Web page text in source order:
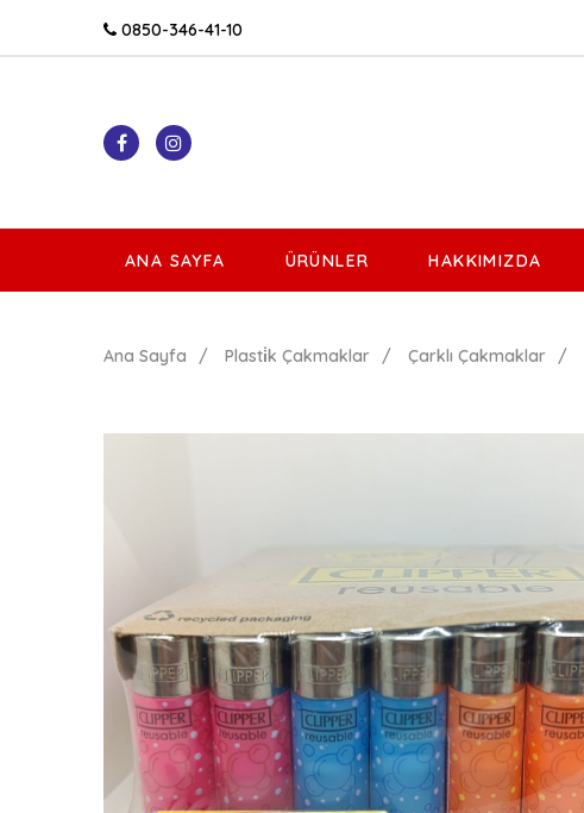
0850-346-41-10
ANA SAYFA ÜRÜNLER HAKKIMIZDA
Ana Sayfa Plasti̇k Çakmaklar Çarklı Çakmaklar